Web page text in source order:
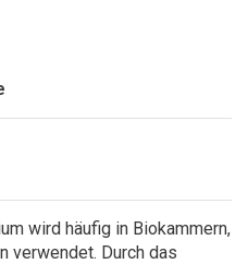
wird häufig in Biokammern,
verwendet. Durch das